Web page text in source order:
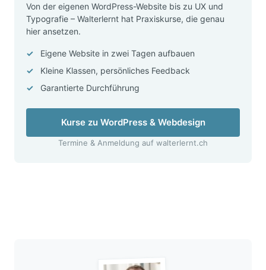
Von der eigenen WordPress-Website bis zu UX und
Typografie – Walterlernt hat Praxiskurse, die genau
hier ansetzen.
Eigene Website in zwei Tagen aufbauen
Kleine Klassen, persönliches Feedback
Garantierte Durchführung
Kurse zu WordPress & Webdesign
Termine & Anmeldung auf walterlernt.ch